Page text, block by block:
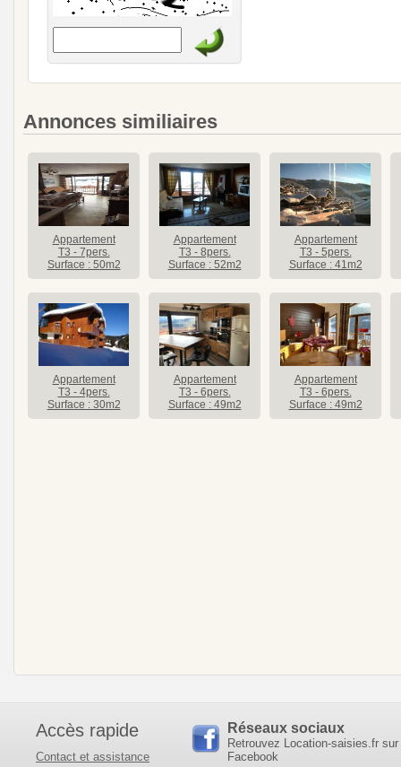
Annonces similiaires
Appartement
T3 - 7pers.
Surface : 50m2
Appartement
T3 - 8pers.
Surface : 52m2
Appartement
T3 - 5pers.
Surface : 41m2
Appartement
T3 - 4pers.
Surface : 30m2
Appartement
T3 - 6pers.
Surface : 49m2
Appartement
T3 - 6pers.
Surface : 49m2
Accès rapide
Contact et assistance
Réseaux sociaux
Retrouvez Location-saisies.fr sur
Facebook